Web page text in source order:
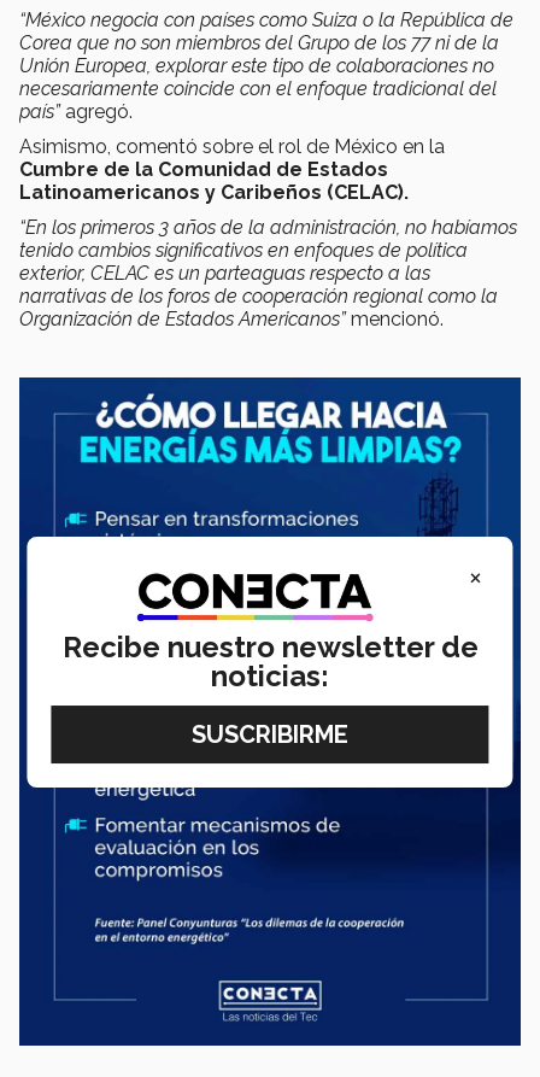
“México negocia con países como Suiza o la República de
Corea que no son miembros del Grupo de los 77 ni de la
Unión Europea, explorar este tipo de colaboraciones no
necesariamente coincide con el enfoque tradicional del
país” agregó.
Asimismo, comentó sobre el rol de México en la
Cumbre de la Comunidad de Estados
Latinoamericanos y Caribeños (CELAC).
“En los primeros 3 años de la administración, no habíamos
tenido cambios significativos en enfoques de política
exterior, CELAC es un parteaguas respecto a las
narrativas de los foros de cooperación regional como la
Organización de Estados Americanos”mencionó.
×
Recibe nuestro newsletter de
noticias: